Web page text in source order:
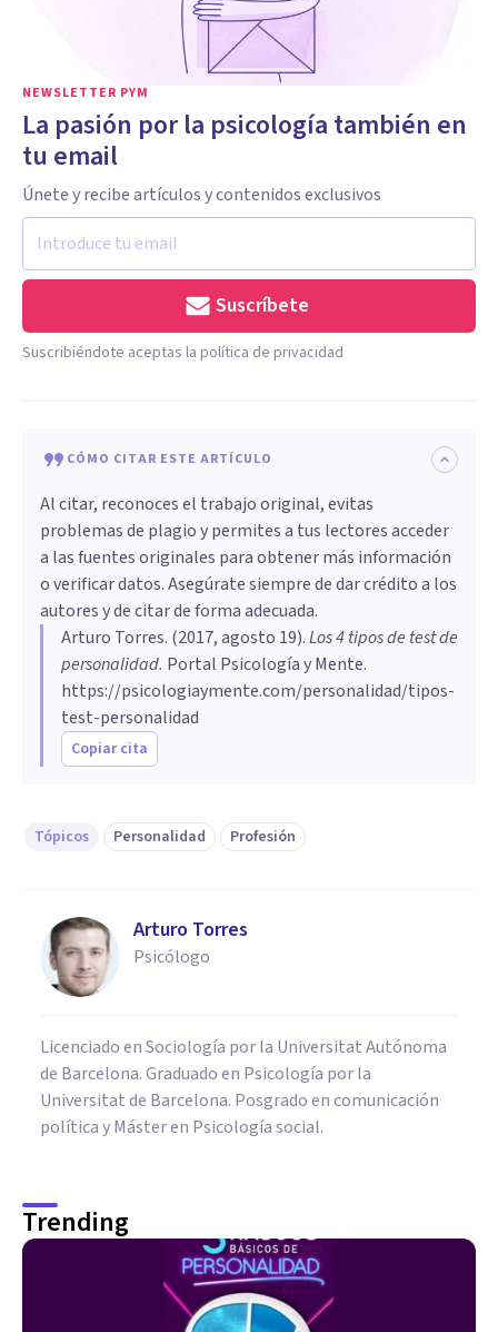
NEWSLETTER PYM
La pasión por la psicología también en
tu email
Únete y recibe artículos y contenidos exclusivos
Suscríbete
Suscribiéndote aceptas la política de privacidad
CÓMO CITAR ESTE ARTÍCULO
Al citar, reconoces el trabajo original, evitas
problemas de plagio y permites a tus lectores acceder
a las fuentes originales para obtener más información
o verificar datos. Asegúrate siempre de dar crédito a los
autores y de citar de forma adecuada.
Arturo Torres. (2017, agosto 19).Los 4 tipos de test de
personalidad. Portal Psicología y Mente.
https://psicologiaymente.com/personalidad/tipos-
test-personalidad
Copiar cita
Tópicos Personalidad Profesión
Arturo Torres
Psicólogo
Licenciado en Sociología por la Universitat Autónoma
de Barcelona. Graduado en Psicología por la
Universitat de Barcelona. Posgrado en comunicación
política y Máster en Psicología social.
Trending